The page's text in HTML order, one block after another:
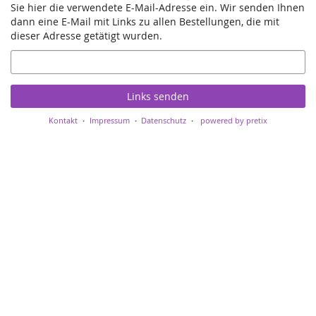
Sie hier die verwendete E-Mail-Adresse ein. Wir senden Ihnen
dann eine E-Mail mit Links zu allen Bestellungen, die mit
dieser Adresse getätigt wurden.
E-
Mail
Links senden
Kontakt Impressum Datenschutz powered by pretix